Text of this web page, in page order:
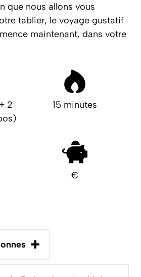
que nous allons vous
tablier, le voyage gustatif
maintenant, dans votre
2
15 minutes
€
+